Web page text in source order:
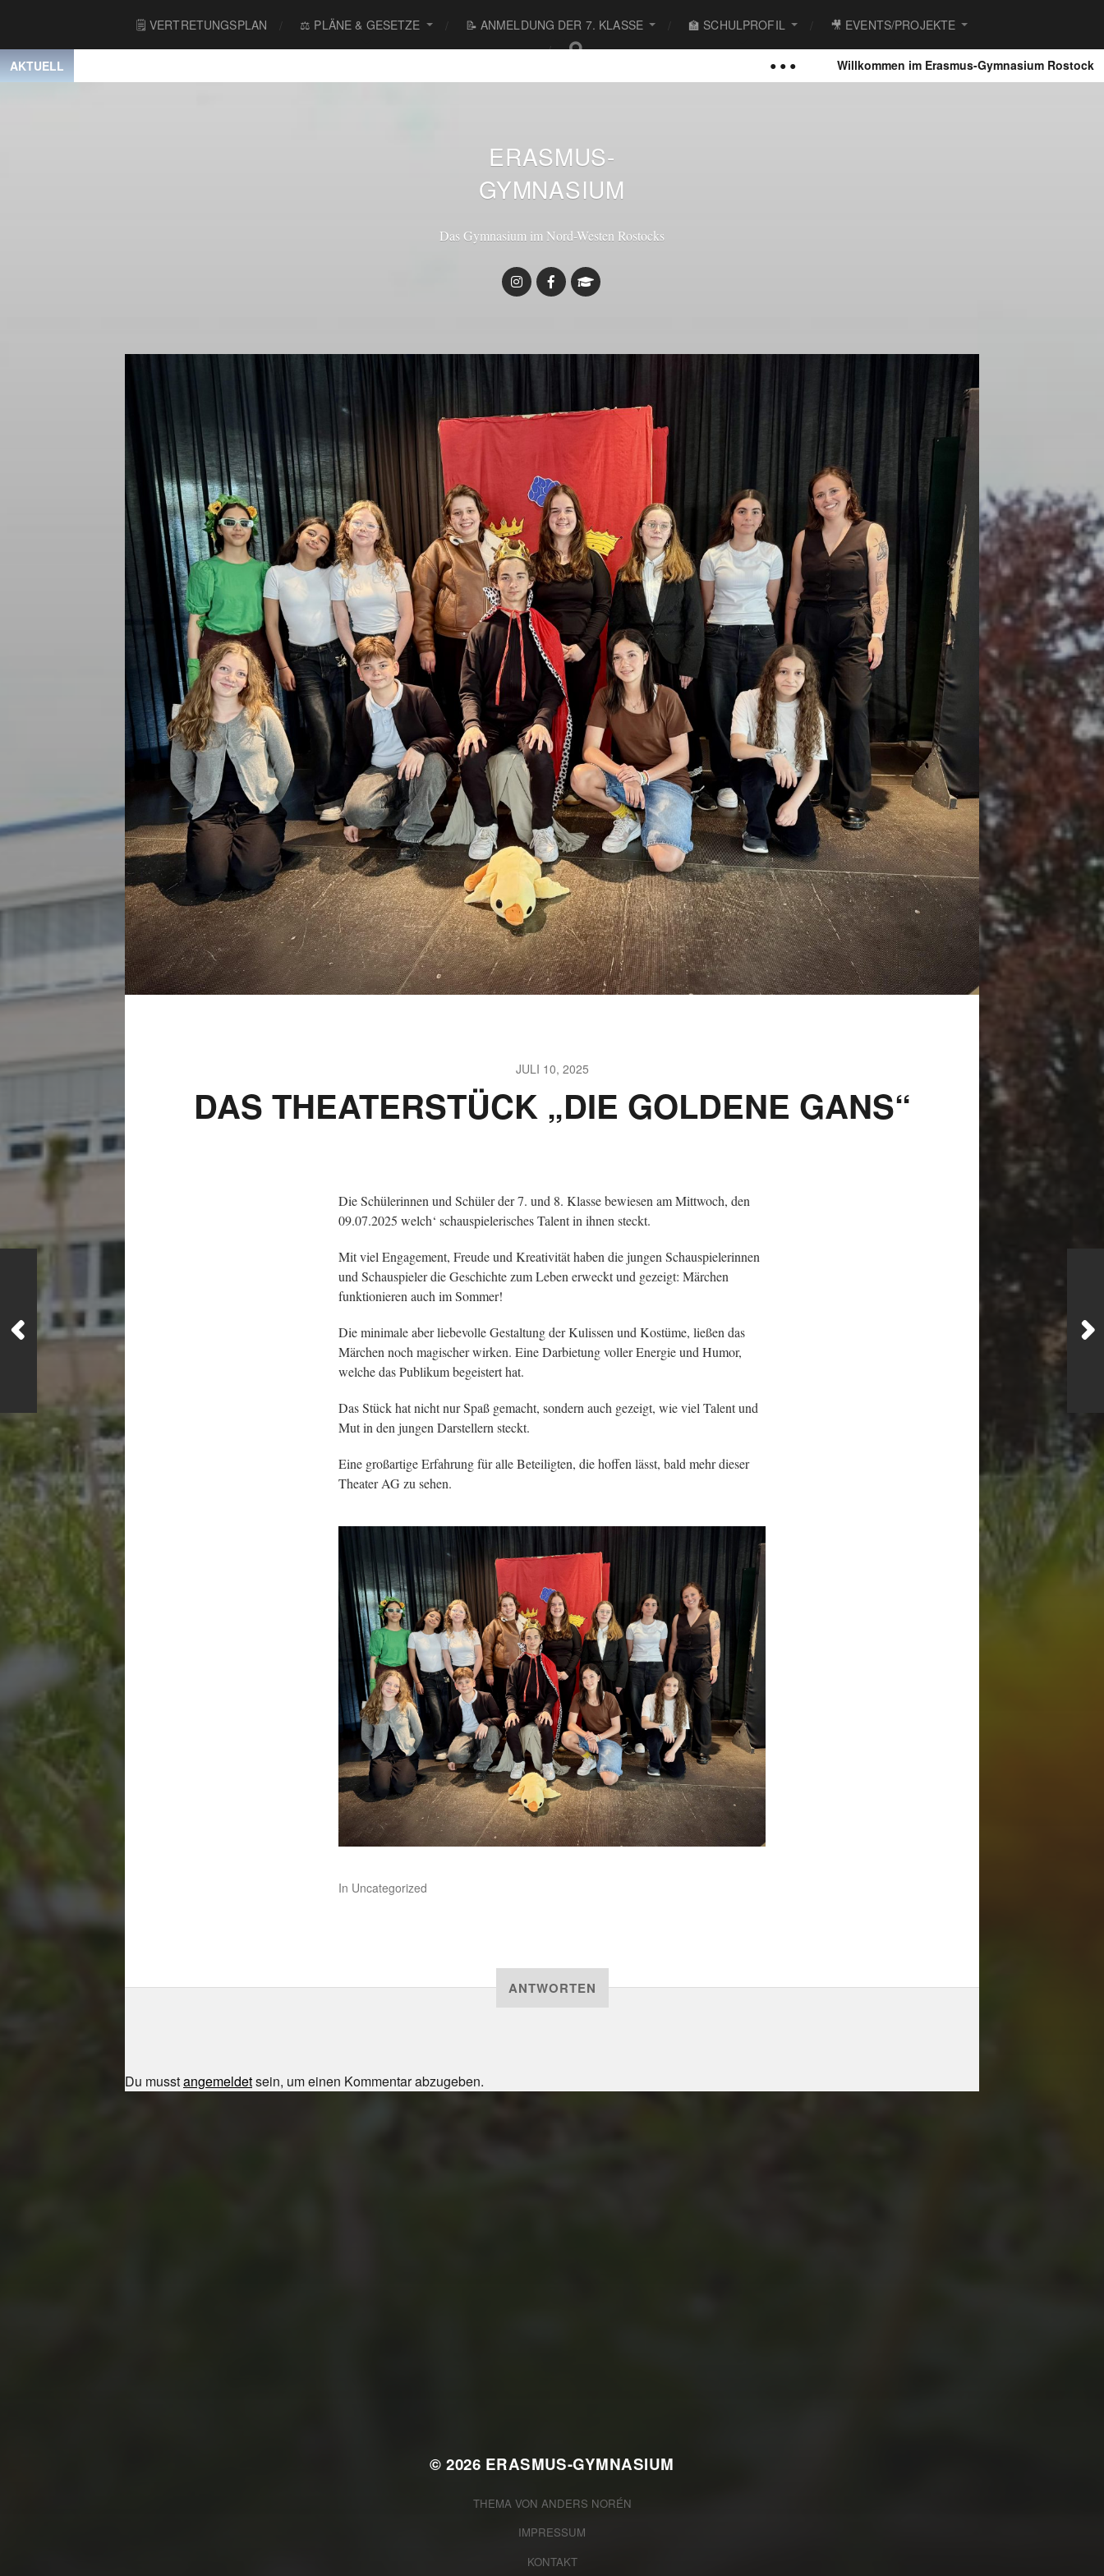
🗒 VERTRETUNGSPLAN ⚖️ PLÄNE & GESETZE 📝 ANMELDUNG DER 7. KLASSE 🏫 SCHULPROFIL 🎥 EVENTS/PROJEKTE
AKTUELL Willkommen im Erasmus-Gymnasium Rostock ● ● ●
ERASMUS-
GYMNASIUM
Das Gymnasium im Nord-Westen Rostocks
JULI 10, 2025
DAS THEATERSTÜCK „DIE GOLDENE GANS“
Die Schülerinnen und Schüler der 7. und 8. Klasse bewiesen am Mittwoch, den
09.07.2025 welch‘ schauspielerisches Talent in ihnen steckt.
Mit viel Engagement, Freude und Kreativität haben die jungen Schauspielerinnen
und Schauspieler die Geschichte zum Leben erweckt und gezeigt: Märchen
funktionieren auch im Sommer!
Die minimale aber liebevolle Gestaltung der Kulissen und Kostüme, ließen das
Märchen noch magischer wirken. Eine Darbietung voller Energie und Humor,
welche das Publikum begeistert hat.
Das Stück hat nicht nur Spaß gemacht, sondern auch gezeigt, wie viel Talent und
Mut in den jungen Darstellern steckt.
Eine großartige Erfahrung für alle Beteiligten, die hoffen lässt, bald mehr dieser
Theater AG zu sehen.
In Uncategorized
ANTWORTEN
Du musstangemeldetsein, um einen Kommentar abzugeben.
© 2026 ERASMUS-GYMNASIUM
THEMA VON ANDERS NORÉN
IMPRESSUM
KONTAKT